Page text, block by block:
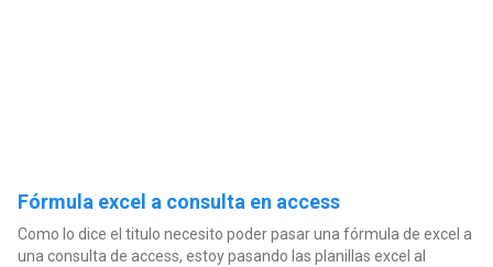
Fórmula excel a consulta en access
Como lo dice el titulo necesito poder pasar una fórmula de excel a
una consulta de access, estoy pasando las planillas excel al